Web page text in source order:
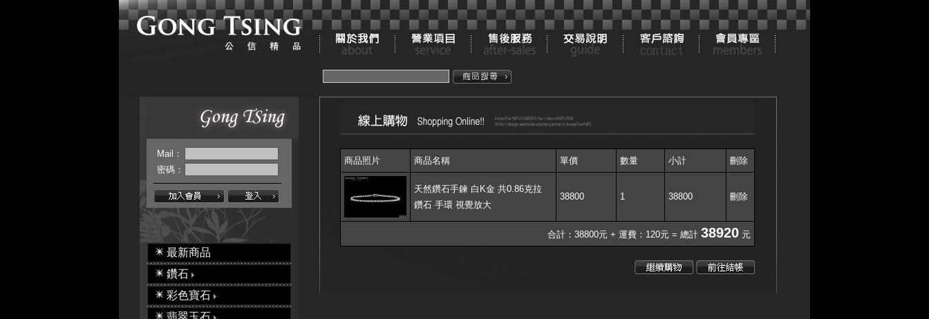
Mail：
密碼：
最新商品
鑽石
彩色寶石
翡翠玉石
商品照片 商品名稱 單價 數量 小計 刪除
天然鑽石手鍊 白K金 共0.86克拉
鑽石 手環 視覺放大
38800 1 38800 刪除
合計：38800元 + 運費：120元 = 總計 38920 元